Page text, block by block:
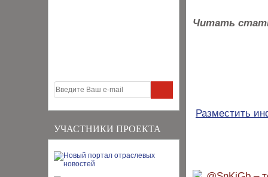
УЧАСТНИКИ ПРОЕКТА
Читать
Разместить